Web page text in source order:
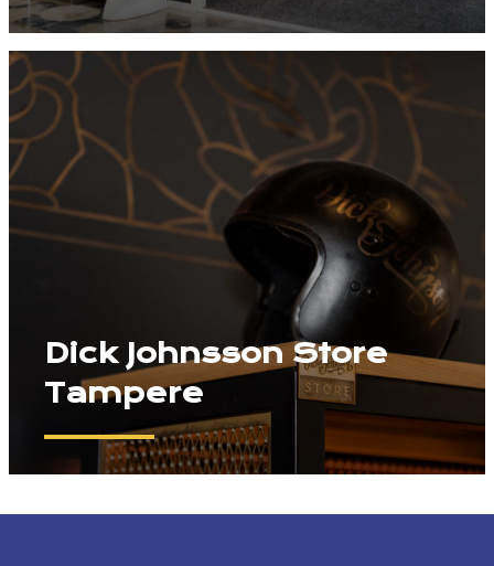
Dick Johnsson Store
Tampere